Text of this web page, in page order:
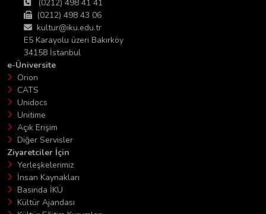
(0212) 498 41 41
(0212) 498 43 06
kultur@iku.edu.tr
E5 Karayolu üzeri Bakırköy
34158 İstanbul
e-Üniversite
Orion
CATS
Unidocs
Unitime
Açık Erişim
Diğer Servisler
Ziyaretciler İçin
Yerleşkelerimiz
İnsan Kaynakları
Basında İKÜ
Kültür Ajandası